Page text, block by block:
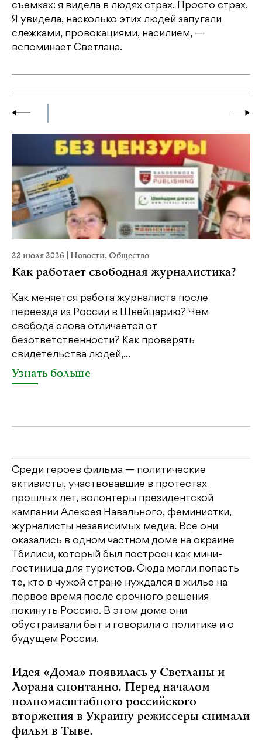
съемках: я видела в людях страх. Просто страх.
Я увидела, насколько этих людей запугали
слежками, провокациями, насилием, —
вспоминает Светлана.
22 июля 2026 Новости,Общество
Как работает свободная журналистика?
Как меняется работа журналиста после
переезда из России в Швейцарию? Чем
свобода слова отличается от
безответственности? Как проверять
свидетельства людей,...
Узнать больше
Среди героев фильма — политические
активисты, участвовавшие в протестах
прошлых лет, волонтеры президентской
кампании Алексея Навального, феминистки,
журналисты независимых медиа. Все они
оказались в одном частном доме на окраине
Тбилиси, который был построен как мини-
гостиница для туристов. Сюда могли попасть
те, кто в чужой стране нуждался в жилье на
первое время после срочного решения
покинуть Россию. В этом доме они
обустраивали быт и говорили о политике и о
будущем России.
Идея «Дома» появилась у Светланы и
Лорана спонтанно. Перед началом
полномасштабного российского
вторжения в Украину режиссеры снимали
фильм в Тыве.